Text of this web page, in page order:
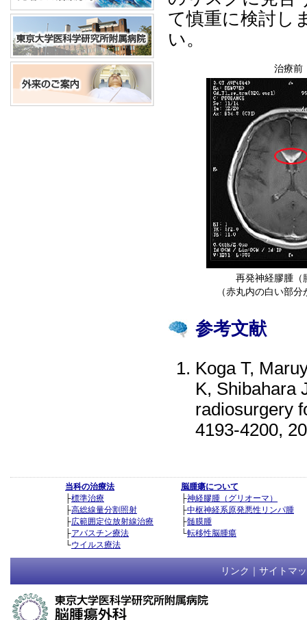
て慎重に検討し
い。
治療前
再発神経膠腫（
（赤丸内の白い部
参考文献
Koga T,
K, Shibahara
radiosurgery
4193-4200,
当科の治療法
├標準治療
├高総線量分割照射
├広範囲定位放射線治療
├アバスチン療法
└ウイルス療法
脳腫瘍について
├神経膠腫（グリオーマ）
├中枢神経系原発悪性リンパ腫
├髄膜腫
└転移性脳腫瘍
リンク ｜ サイトマ